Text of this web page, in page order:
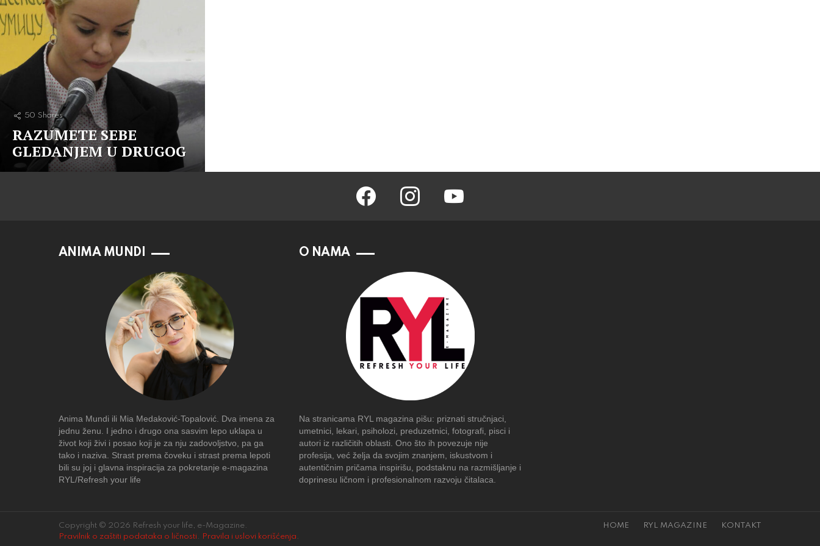
50 Shares
RAZUMETE SEBE
GLEDANJEM U DRUGOG
facebook instagram youtube
ANIMA MUNDI
Anima Mundi ili Mia Medaković-Topalović. Dva imena za
jednu ženu. I jedno i drugo ona sasvim lepo uklapa u
život koji živi i posao koji je za nju zadovoljstvo, pa ga
tako i naziva. Strast prema čoveku i strast prema lepoti
bili su joj i glavna inspiracija za pokretanje e-magazina
RYL/Refresh your life
O NAMA
Na stranicama RYL magazina pišu: priznati stručnjaci,
umetnici, lekari, psiholozi, preduzetnici, fotografi, pisci i
autori iz različitih oblasti. Ono što ih povezuje nije
profesija, već želja da svojim znanjem, iskustvom i
autentičnim pričama inspirišu, podstaknu na razmišljanje i
doprinesu ličnom i profesionalnom razvoju čitalaca.
Copyright © 2026 Refresh your life, e-Magazine.
Pravilnik o zaštiti podataka o ličnosti . Pravila i uslovi korišćenja .
HOME RYL MAGAZINE KONTAKT